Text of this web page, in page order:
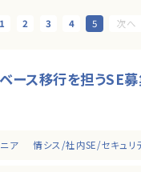
1 2 3 4 5
ース移行を担うSE募
ア 情シス/社内SE/セキュリ